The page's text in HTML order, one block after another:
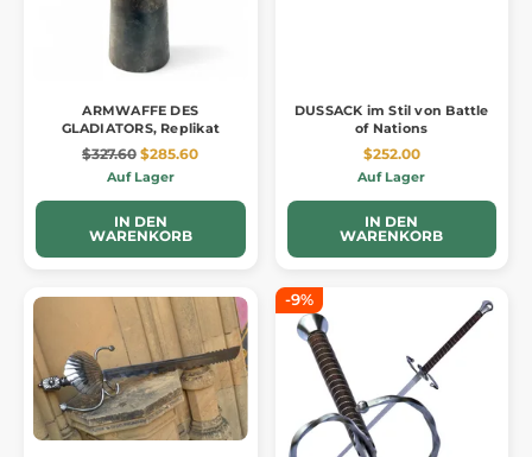
ARMWAFFE DES
GLADIATORS, Replikat
$327.60 $285.60
Auf Lager
IN DEN
WARENKORB
DUSSACK im Stil von Battle
of Nations
$252.00
Auf Lager
IN DEN
WARENKORB
-9%